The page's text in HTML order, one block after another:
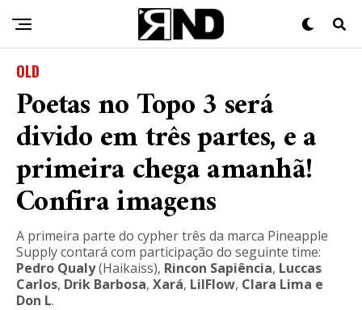
OLD
Poetas no Topo 3 será
divido em três partes, e a
primeira chega amanhã!
Confira imagens
A primeira parte do cypher três da marca Pineapple
Supply contará com participação do seguinte time:
Pedro Qualy(Haikaiss), Rincon Sapiência, Luccas
Carlos, Drik Barbosa, Xará, LilFlow, Clara Lima e
Don L.